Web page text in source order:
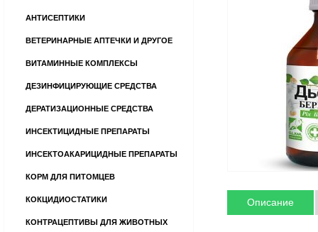
Описание
АНТИСЕПТИКИ
ВЕТЕРИНАРНЫЕ АПТЕЧКИ И ДРУГОЕ
ВИТАМИННЫЕ КОМПЛЕКСЫ
ДЕЗИНФИЦИРУЮЩИЕ СРЕДСТВА
ДЕРАТИЗАЦИОННЫЕ СРЕДСТВА
ИНСЕКТИЦИДНЫЕ ПРЕПАРАТЫ
ИНСЕКТОАКАРИЦИДНЫЕ ПРЕПАРАТЫ
КОРМ ДЛЯ ПИТОМЦЕВ
КОКЦИДИОСТАТИКИ
КОНТРАЦЕПТИВЫ ДЛЯ ЖИВОТНЫХ